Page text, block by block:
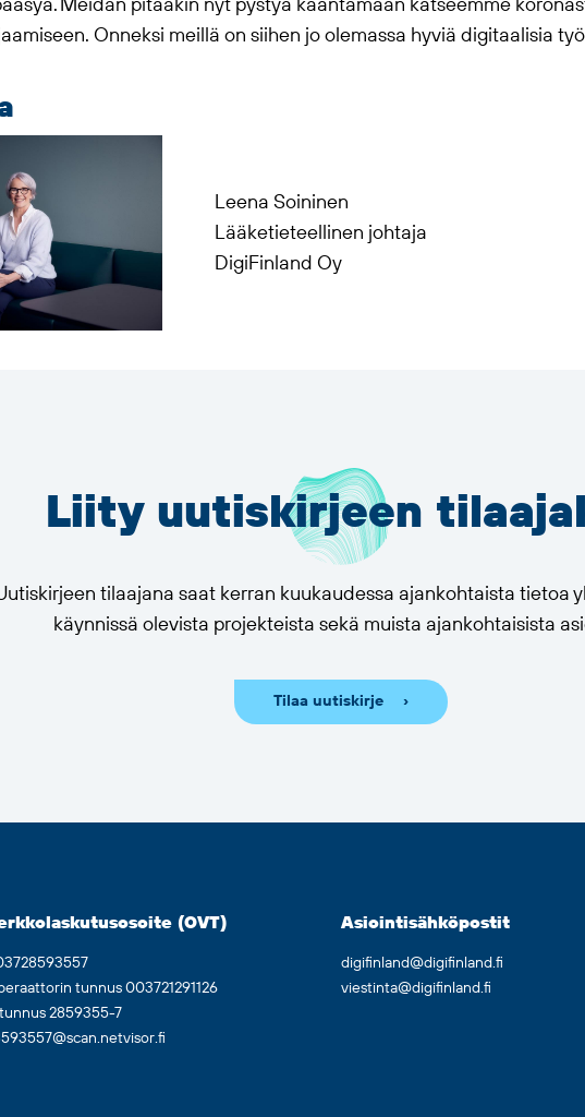
Meidän pitääkin nyt pystyä kääntämään katseemme
Onneksi meillä on siihen jo olemassa hyviä digitaalisia
Leena Soininen
Lääketieteellinen johtaja
DigiFinland Oy
Liity uutiskirjeen
tilaajana saat kerran kuukaudessa ajankohtaista tietoa
käynnissä olevista projekteista sekä muista ajankohtaisista
Tilaa uutiskirje
(OVT)
tunnus 003721291126
2859355-7
Asiointisähköpostit
digifinland@digifinland.fi
viestinta@digifinland.fi